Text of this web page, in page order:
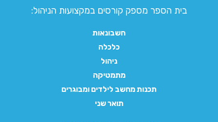
בית הספר מספק קורסים במקצועות הניהול:
חשבונאות
כלכלה
ניהול
מתמטיקה
תכנות מחשב לילדים ומבוגרים
תואר שני